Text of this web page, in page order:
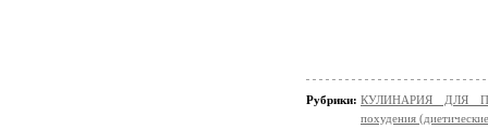
Рубрики: КУЛИНАРИЯ ДЛЯ
похудения